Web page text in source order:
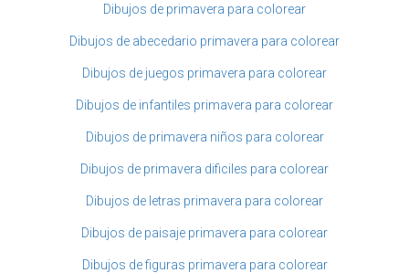
Dibujos de primavera para colorear
Dibujos de abecedario primavera para colorear
Dibujos de juegos primavera para colorear
Dibujos de infantiles primavera para colorear
Dibujos de primavera niños para colorear
Dibujos de primavera dificiles para colorear
Dibujos de letras primavera para colorear
Dibujos de paisaje primavera para colorear
Dibujos de figuras primavera para colorear